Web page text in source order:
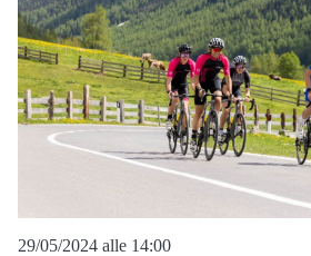
29/05/2024 alle 14:00